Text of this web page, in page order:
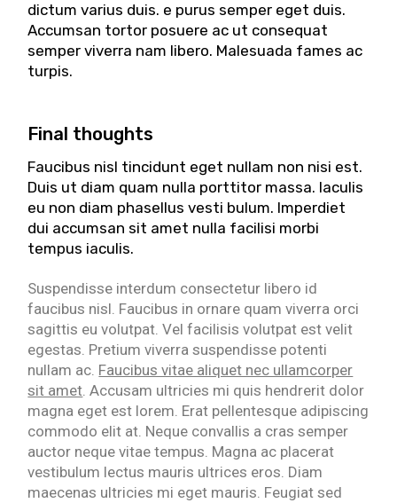
dictum varius duis. e purus semper eget duis.
Accumsan tortor posuere ac ut consequat
semper viverra nam libero. Malesuada fames ac
turpis.
Final thoughts
Faucibus nisl tincidunt eget nullam non nisi est.
Duis ut diam quam nulla porttitor massa. Iaculis
eu non diam phasellus vesti bulum. Imperdiet
dui accumsan sit amet nulla facilisi morbi
tempus iaculis.
Suspendisse interdum consectetur libero id
faucibus nisl. Faucibus in ornare quam viverra orci
sagittis eu volutpat. Vel facilisis volutpat est velit
egestas. Pretium viverra suspendisse potenti
nullam ac. Faucibus vitae aliquet nec ullamcorper
sit amet. Accusam ultricies mi quis hendrerit dolor
magna eget est lorem. Erat pellentesque adipiscing
commodo elit at. Neque convallis a cras semper
auctor neque vitae tempus. Magna ac placerat
vestibulum lectus mauris ultrices eros. Diam
maecenas ultricies mi eget mauris. Feugiat sed